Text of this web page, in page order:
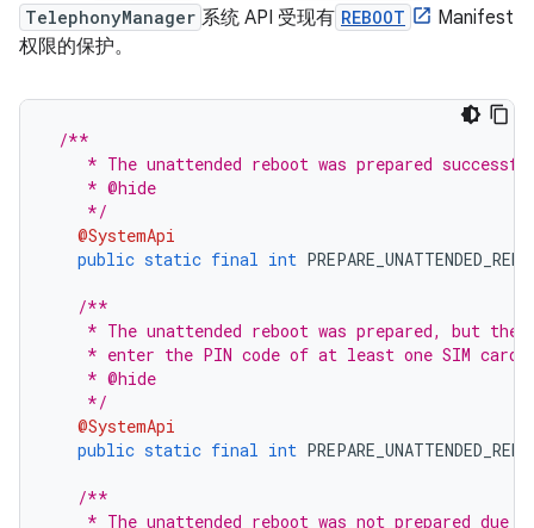
TelephonyManager 系统 API 受现有 REBOOT
Manifest
权限的保护。
/**
* The unattended reboot was prepared
* @hide
*/
@SystemApi
public static final int
/**
* The unattended reboot was prepared, but the
* enter the PIN code of at least one SIM card
* @hide
*/
@SystemApi
public static final int
/**
* The unattended reboot was not prepared due